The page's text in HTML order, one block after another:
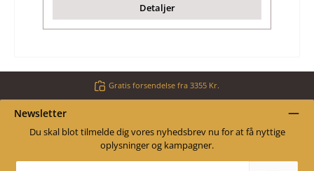
Detaljer
Gratis forsendelse fra 3355 Kr.
Newsletter
Du skal blot tilmelde dig vores nyhedsbrev nu for at få nyttige
oplysninger og kampagner.
Email